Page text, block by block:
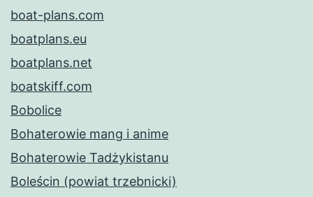
boat-plans.com
boatplans.eu
boatplans.net
boatskiff.com
Bobolice
Bohaterowie mang i anime
Bohaterowie Tadżykistanu
Boleścin (powiat trzebnicki)